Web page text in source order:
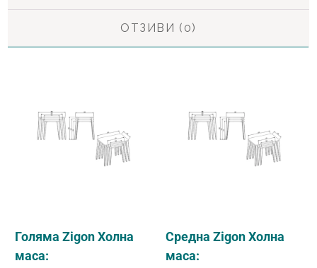
ОТЗИВИ (0)
Голяма Zigon Холна
маса:
Средна Zigon Холна
маса: